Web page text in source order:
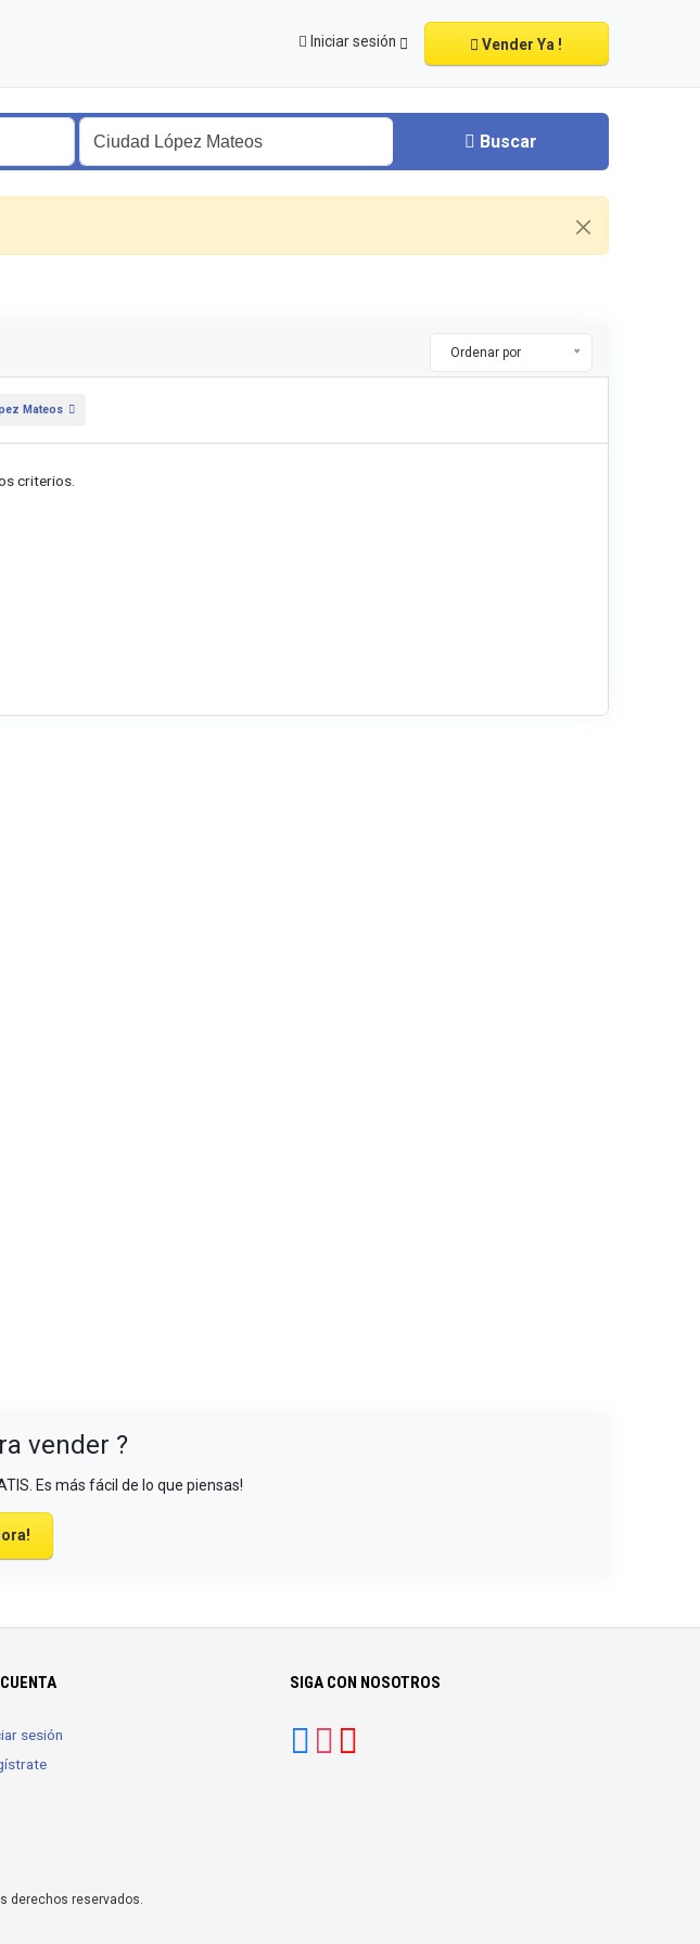
Iniciar sesión Vender Ya !
Buscar
Ordenar por
Mateos
criterios.
vender ?
Es más fácil de lo que piensas!
sesión
SIGA CON NOSOTROS
derechos reservados.